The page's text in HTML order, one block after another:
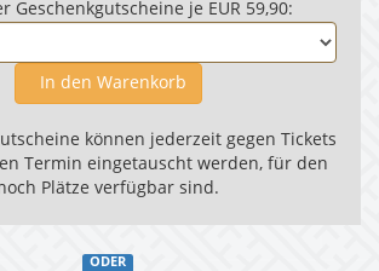
Geschenkgutscheine je EUR 59,90:
In den Warenkorb
können jederzeit gegen Tickets
Termin eingetauscht werden, für den
Plätze verfügbar sind.
ODER